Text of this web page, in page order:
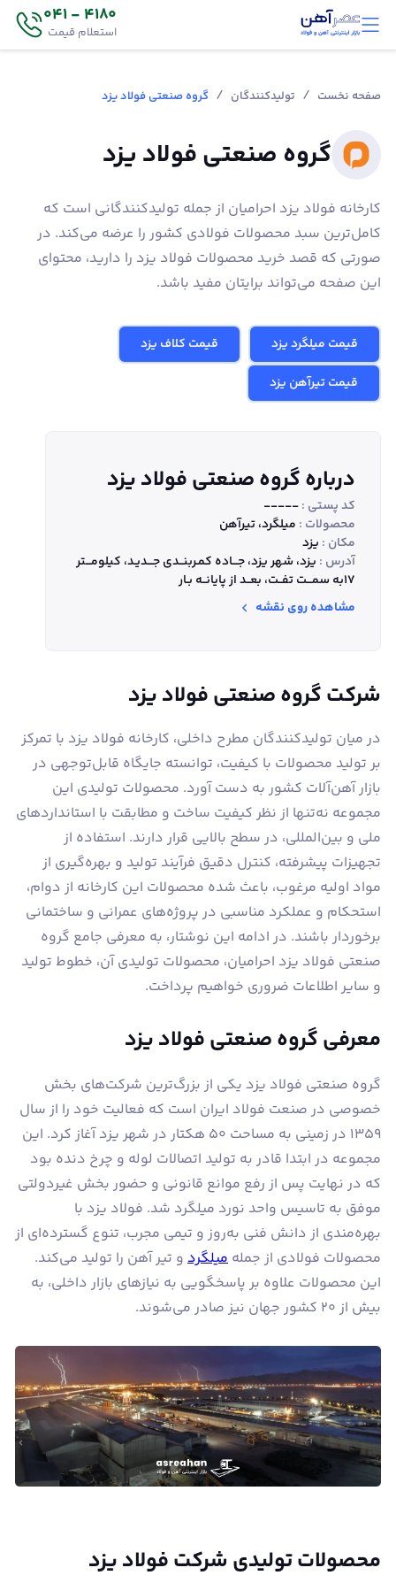
4180 - 041
استعلام قیمت
صفحه نخست / تولیدکنندگان / گروه صنعتی فولاد یزد
گروه صنعتی فولاد یزد
کارخانه فولاد یزد احرامیان از جمله تولیدکنندگانی است که
کامل‌ترین سبد محصولات فولادی کشور را عرضه می‌کند. در
صورتی که قصد خرید محصولات فولاد یزد را دارید، محتوای
این صفحه می‌تواند برایتان مفید باشد.
قیمت میلگرد یزد
قیمت کلاف یزد
قیمت تیرآهن یزد
درباره گروه صنعتی فولاد یزد
کد پستی :-----
محصولات : میلگرد، تیر‌آهن
مکان : یزد
آدرس :
‬۱۷به‭ ‬سمـــت‭ ‬تفــت،‭ ‬بعــد‭ ‬از‭ ‬پایانــه‭ ‬بـار‭ ‬
مشاهده روی نقشه
شرکت گروه صنعتی فولاد یزد
در میان تولیدکنندگان مطرح داخلی، کارخانه فولاد یزد با تمرکز
بر تولید محصولات با کیفیت، توانسته جایگاه قابل‌توجهی در
بازار آهن‌آلات کشور به دست آورد. محصولات تولیدی این
مجموعه نه‌تنها از نظر کیفیت ساخت و مطابقت با استانداردهای
ملی و بین‌المللی، در سطح بالایی قرار دارند. استفاده از
تجهیزات پیشرفته، کنترل دقیق فرآیند تولید و بهره‌گیری از
مواد اولیه مرغوب، باعث شده محصولات این کارخانه از دوام،
استحکام و عملکرد مناسبی در پروژه‌های عمرانی و ساختمانی
برخوردار باشند. در ادامه این نوشتار، به معرفی جامع گروه
صنعتی فولاد یزد احرامیان، محصولات تولیدی آن، خطوط تولید
و سایر اطلاعات ضروری خواهیم پرداخت.
معرفی گروه صنعتی فولاد یزد
گروه صنعتی فولاد یزد یکی از بزرگ‌ترین شرکت‌های بخش
خصوصی در صنعت فولاد ایران است که فعالیت خود را از سال
۱۳۵۹ در زمینی به مساحت ۵۰ هکتار در شهر یزد آغاز کرد. این
مجموعه در ابتدا قادر به تولید اتصالات لوله و چرخ دنده بود
که در نهایت پس از رفع موانع قانونی و حضور بخش غیردولتی
موفق به تاسیس واحد نورد میلگرد شد. فولاد یزد با
بهره‌مندی از دانش فنی به‌روز و تیمی مجرب، تنوع گسترده‌ای از
محصولات فولادی از جمله میلگرد و تیر آهن را تولید می‌کند.
این محصولات علاوه بر پاسخگویی به نیازهای بازار داخلی، به
بیش از ۲۰ کشور جهان نیز صادر می‌شوند.
محصولات تولیدی شرکت فولاد یزد